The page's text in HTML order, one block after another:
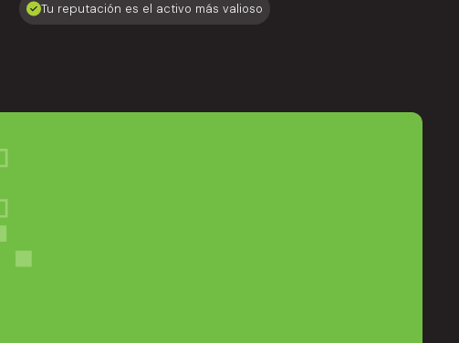
Tu reputación es el activo más valioso